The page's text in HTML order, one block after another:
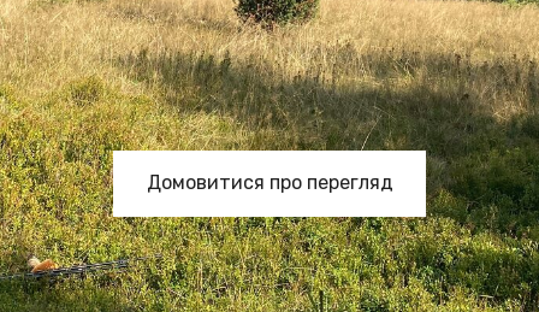
Домовитися про перегляд